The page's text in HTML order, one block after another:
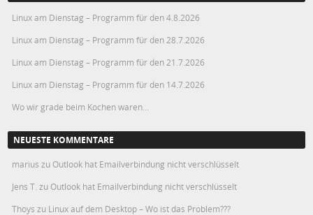
Linux am Dienstag – Programm für den 4.8.2026
Linux am Dienstag – Programm für den 28.7.2026
Linux am Dienstag – Programm für den 21.7.2026
Linux am Dienstag – Programm für den 14.7.2026
Wo wir grade beim Kochen waren…
NEUESTE KOMMENTARE
marius zu Outlook hat Emailverbindung nicht verschlüsselt
Jens T. zu Outlook hat Emailverbindung nicht verschlüsselt
Thoys zu Linux auf dem Desktop – Wo ist das Problem???